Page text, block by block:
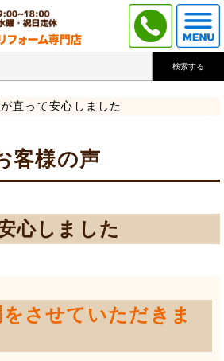
検索する
直って安心しました
客様の声
心しました
をさせていただきま